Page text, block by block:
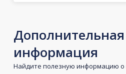
Дополнительная
информация
Найдите полезную информацию о